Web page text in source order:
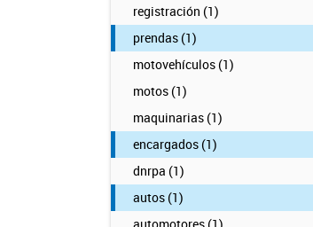
registración (1)
prendas (1)
motovehículos (1)
motos (1)
maquinarias (1)
encargados (1)
dnrpa (1)
autos (1)